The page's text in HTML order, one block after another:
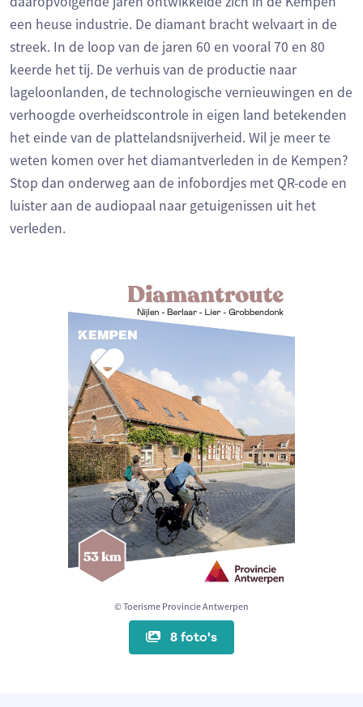
© Toerisme Provincie Antwerpen
8 foto's
een heuse industrie. De diamant bracht welvaart in de
streek. In de loop van de jaren 60 en vooral 70 en 80
keerde het tij. De verhuis van de productie naar
lageloonlanden, de technologische vernieuwingen en de
verhoogde overheidscontrole in eigen land betekenden
het einde van de plattelandsnijverheid. Wil je meer te
weten komen over het diamantverleden in de Kempen?
Stop dan onderweg aan de infobordjes met QR-code en
luister aan de audiopaal naar getuigenissen uit het
verleden.